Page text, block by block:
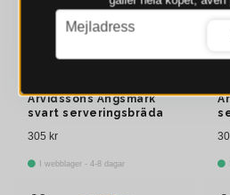
Arvidssons Ängsmark
svart serveringsbräda
305 kr
I webblager - 4-8 dagar
email
Mejladress